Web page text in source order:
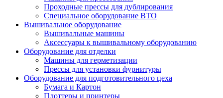
Проходные прессы для дублирования
Специальное оборудование ВТО
Вышивальное оборудование
Вышивальные машины
Аксессуары к вышивальному оборудованию
Оборудование для отделки
Машины для герметизации
Прессы для установки фурнитуры
Оборудование для подготовительного цеха
Бумага и Картон
Плоттеры и принтеры